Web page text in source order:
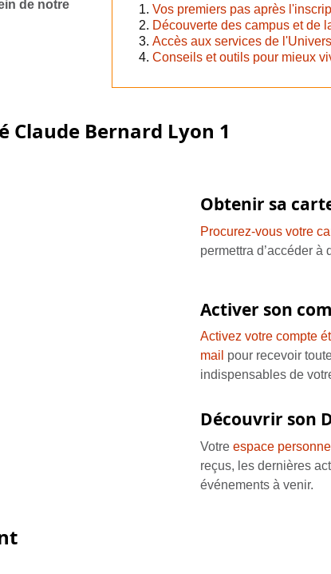
de notre
Vos premiers pas après
Découverte des campus et de
Accès aux services de
Conseils et outils pour mieux
Bernard Lyon 1
Obtenir sa
Procurez-vous votre
permettra d’accéder à
Activer son
Activez votre compte
mail pour recevoir
indispensables de
Découvrir son
Votre espace personnel
reçus, les dernières
événements à venir.